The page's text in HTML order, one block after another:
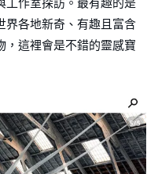
界各地新奇、有趣且富含
，這裡會是不錯的靈感寶